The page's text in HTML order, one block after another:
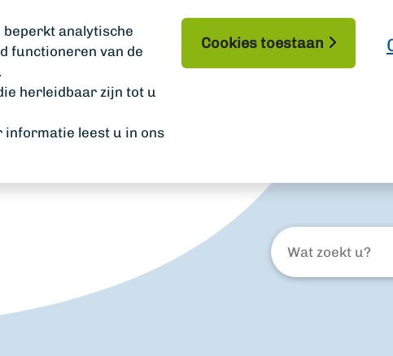
analytische
functioneren van de
herleidbaar zijn tot u
informatie leest u in ons
Cookies toestaan
Wat
zoekt
u?